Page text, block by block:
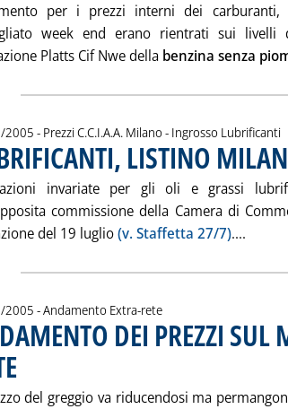
per i prezzi interni dei
week end erano rientrati sui
Platts Cif Nwe della benzina senza
2005 - Prezzi C.C.I.A.A. Milano - Ingrosso Lubrificanti
LISTINO
invariate per gli oli e grassi
commissione della Camera di
del 19 luglio(v. Staffetta 27/7)....
2005 - Andamento Extra-rete
DEI PREZZI SUL
del greggio va riducendosi ma